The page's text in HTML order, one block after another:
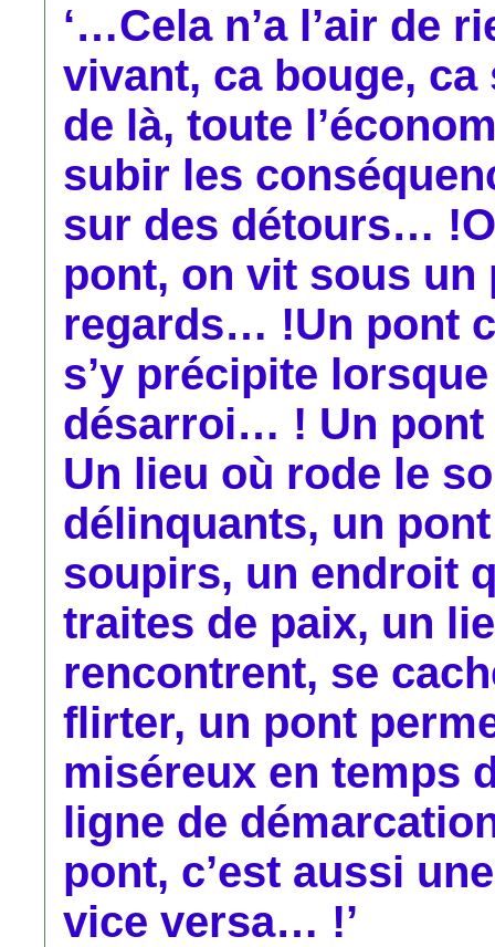
‘…Cela n’a l’air de
vivant, ca bouge,
de là, toute
subir les
sur des détours…
pont, on vit sous un
regards… !Un pont
s’y précipite
désarroi… ! Un
Un lieu où rode le
délinquants, un
soupirs, un endroit
traites de paix, un
rencontrent, se
flirter, un pont
miséreux en temps
ligne de
pont, c’est aussi
vice versa… !’